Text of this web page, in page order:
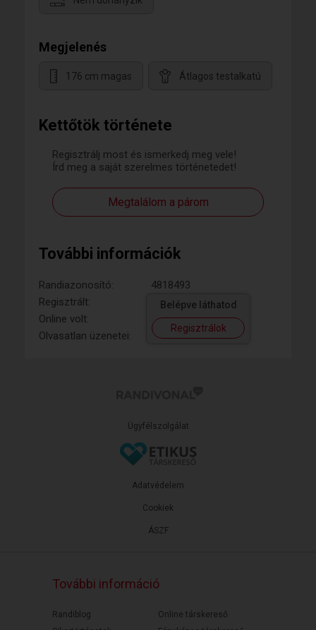
Kettőtök története
Regisztrálj most és ismerkedj meg vele!
Írd meg a saját szerelmes történetedet!
Megtalálom a párom
További információk
Randiazonosító:
4818493
Regisztrált:
Online volt:
Olvasatlan üzenetei:
Belépve láthatod
Regisztrálok
Megjelenés
176 cm magas Átlagos testalkatú
Ügyfélszolgálat
ÁSZF
Adatvédelem
Cookiek
További információ
Randiblog
Online társkereső